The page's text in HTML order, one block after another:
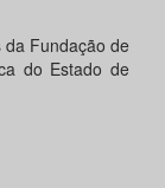
Fundação de
do Estado de